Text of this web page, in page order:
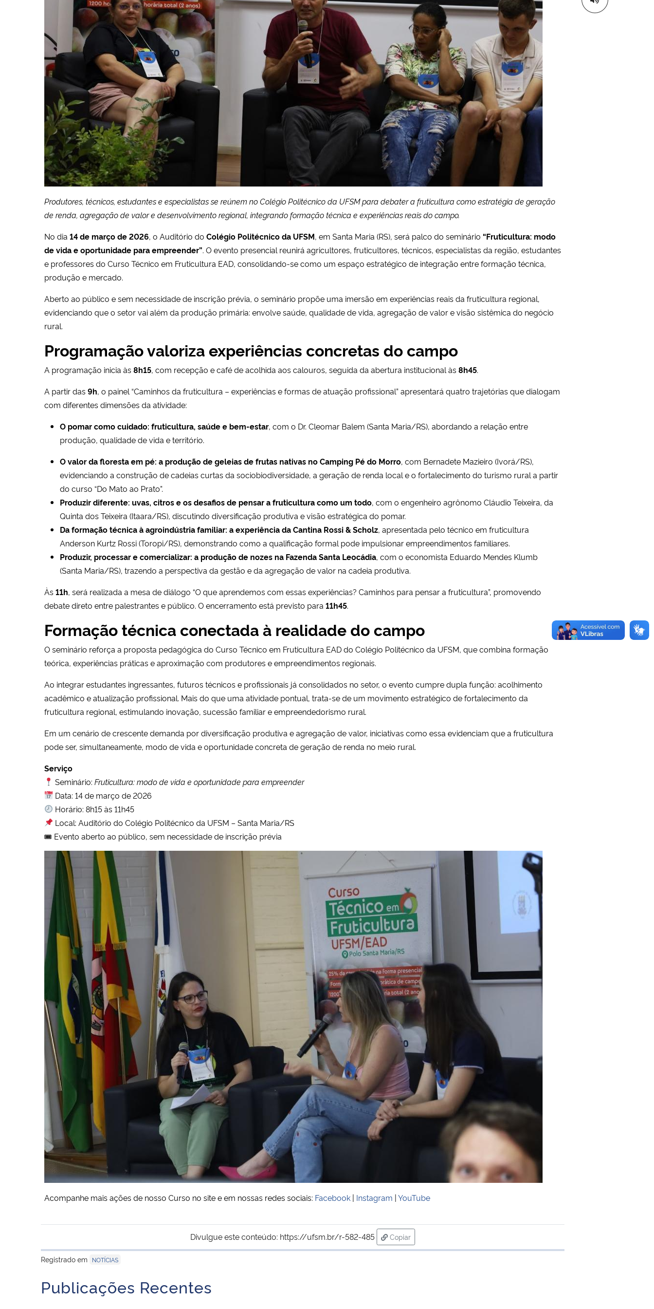
Produtores, técnicos, estudantes e especialistas se reúnem no Colégio Politécnico da UFSM para debater a fruticultura como estratégia de geração
de renda, agregação de valor e desenvolvimento regional, integrando formação técnica e experiências reais do campo.
No dia 14 de março de 2026, o Auditório do Colégio Politécnico da UFSM, em Santa Maria (RS), será palco do seminário “Fruticultura: modo
de vida e oportunidade para empreender”. O evento presencial reunirá agricultores, fruticultores, técnicos, especialistas da região, estudantes
e professores do Curso Técnico em Fruticultura EAD, consolidando-se como um espaço estratégico de integração entre formação técnica,
produção e mercado.
Aberto ao público e sem necessidade de inscrição prévia, o seminário propõe uma imersão em experiências reais da fruticultura regional,
evidenciando que o setor vai além da produção primária: envolve saúde, qualidade de vida, agregação de valor e visão sistêmica do negócio
rural.
Programação valoriza experiências concretas do campo
A programação inicia às8h15, com recepção e café de acolhida aos calouros, seguida da abertura institucional às8h45.
A partir das9h, o painel “Caminhos da fruticultura – experiências e formas de atuação profissional” apresentará quatro trajetórias que dialogam
com diferentes dimensões da atividade:
O pomar como cuidado: fruticultura, saúde e bem-estar, com o Dr. Cleomar Balem (Santa Maria/RS), abordando a relação entre
produção, qualidade de vida e território.
O valor da floresta em pé: a produção de geleias de frutas nativas no Camping Pé do Morro, com Bernadete Mazieiro (Ivorá/RS),
evidenciando a construção de cadeias curtas da sociobiodiversidade, a geração de renda local e o fortalecimento do turismo rural a partir
do curso “Do Mato ao Prato”.
Produzir diferente: uvas, citros e os desafios de pensar a fruticultura como um todo, com o engenheiro agrônomo Cláudio Teixeira, da
Quinta dos Teixeira (Itaara/RS), discutindo diversificação produtiva e visão estratégica do pomar.
Da formação técnica à agroindústria familiar: a experiência da Cantina Rossi & Scholz, apresentada pelo técnico em fruticultura
Anderson Kurtz Rossi (Toropi/RS), demonstrando como a qualificação formal pode impulsionar empreendimentos familiares.
Produzir, processar e comercializar: a produção de nozes na Fazenda Santa Leocádia, com o economista Eduardo Mendes Klumb
(Santa Maria/RS), trazendo a perspectiva da gestão e da agregação de valor na cadeia produtiva.
Às11h, será realizada a mesa de diálogo “O que aprendemos com essas experiências? Caminhos para pensar a fruticultura”, promovendo
debate direto entre palestrantes e público. O encerramento está previsto para 11h45.
Formação técnica conectada à realidade do campo
O seminário reforça a proposta pedagógica do Curso Técnico em Fruticultura EAD do Colégio Politécnico da UFSM, que combina formação
teórica, experiências práticas e aproximação com produtores e empreendimentos regionais.
Ao integrar estudantes ingressantes, futuros técnicos e profissionais já consolidados no setor, o evento cumpre dupla função: acolhimento
acadêmico e atualização profissional. Mais do que uma atividade pontual, trata-se de um movimento estratégico de fortalecimento da
fruticultura regional, estimulando inovação, sucessão familiar e empreendedorismo rural.
Em um cenário de crescente demanda por diversificação produtiva e agregação de valor, iniciativas como essa evidenciam que a fruticultura
pode ser, simultaneamente, modo de vida e oportunidade concreta de geração de renda no meio rural.
Serviço
Seminário:Fruticultura: modo de vida e oportunidade para empreender
Data: 14 de março de 2026
Horário: 8h15 às 11h45
Local: Auditório do Colégio Politécnico da UFSM – Santa Maria/RS
🎟 Evento aberto ao público, sem necessidade de inscrição prévia
Acompanhe mais ações de nosso Curso no site e em nossas redes sociais: Facebook | Instagram |YouTube
Divulgue este conteúdo: https://ufsm.br/r-582-485
Copiar
para área de transferência
Registrado em
NOTÍCIAS
Publicações Recentes